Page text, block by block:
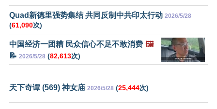
Quad新德里强势集结 共同反制中共印太行动 2026/5/28
(61,090次)
中国经济一团糟 民众信心不足不敢消费 🖼️
📝 2026/5/28 (82,613次)
天下奇谭 (569) 神女庙 2026/5/28 (25,444次)